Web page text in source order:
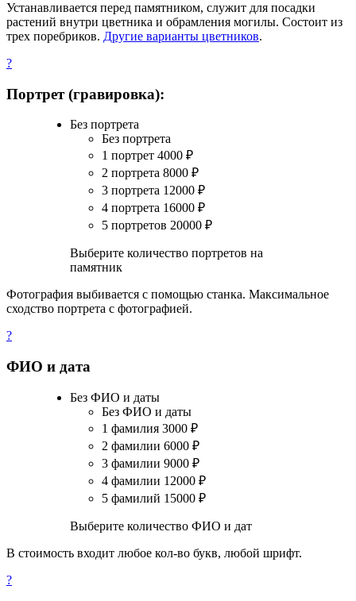
Устанавливается перед памятником, служит для посадки
растений внутри цветника и обрамления могилы. Состоит из
трех поребриков. Другие варианты цветников.
?
Портрет (гравировка):
Без портрета
Без портрета
1 портрет 4000 ₽
2 портрета 8000 ₽
3 портрета 12000 ₽
4 портрета 16000 ₽
5 портретов 20000 ₽
Выберите количество портретов на
памятник
Фотография выбивается с помощью станка. Максимальное
сходство портрета с фотографией.
?
ФИО и дата
Без ФИО и даты
Без ФИО и даты
1 фамилия 3000 ₽
2 фамилии 6000 ₽
3 фамилии 9000 ₽
4 фамилии 12000 ₽
5 фамилий 15000 ₽
Выберите количество ФИО и дат
В стоимость входит любое кол-во букв, любой шрифт.
?